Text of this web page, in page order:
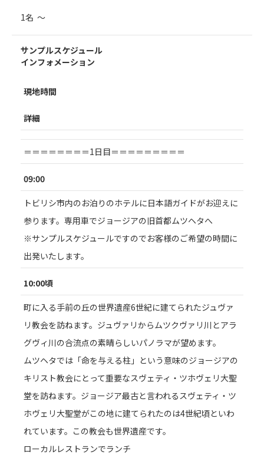
1名 ～
サンプルスケジュール
インフォメーション
現地時間
詳細
＝＝＝＝＝＝＝＝1日目＝＝＝＝＝＝＝＝＝
09:00
トビリシ市内のお泊りのホテルに日本語ガイドがお迎えに
参ります。専用車でジョージアの旧首都ムツヘタへ
※サンプルスケジュールですのでお客様のご希望の時間に
出発いたします。
10:00頃
町に入る手前の丘の世界遺産6世紀に建てられたジュヴァ
リ教会を訪ねます。ジュヴァリからムツクヴァリ川とアラ
グヴィ川の合流点の素晴らしいパノラマが望めます。
ムツヘタでは「命を与える柱」という意味のジョージアの
キリスト教会にとって重要なスヴェティ・ツホヴェリ大聖
堂を訪ねます。ジョージア最古と言われるスヴェティ・ツ
ホヴェリ大聖堂がこの地に建てられたのは4世紀頃といわ
れています。この教会も世界遺産です。
ローカルレストランでランチ